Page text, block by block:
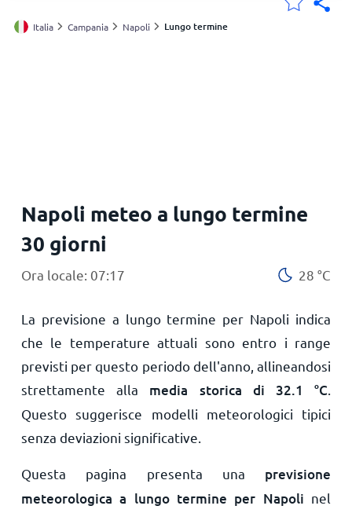
Le mie località
Italia Campania Napoli Lungo termine
Napoli meteo a lungo termine
30 giorni
Ora locale: 07:17 28 °C
La previsione a lungo termine per Napoli indica
che le temperature attuali sono entro i range
previsti per questo periodo dell'anno, allineandosi
strettamente alla media storica di 32.1 °C
Questo suggerisce modelli meteorologici tipici
senza deviazioni significative.
Questa pagina presenta una previsione
meteorologica a lungo termine per Napoli nel